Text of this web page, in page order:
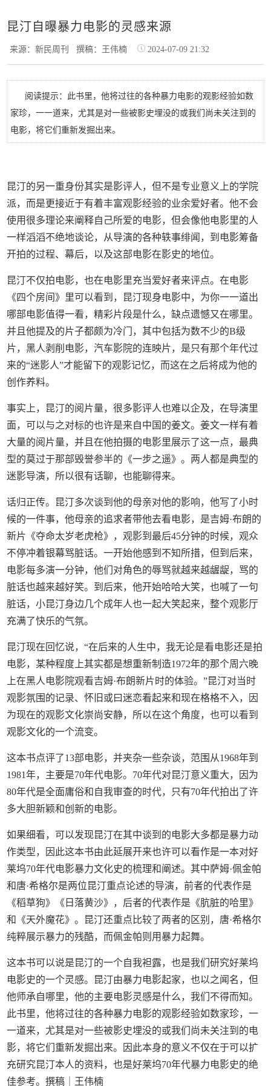
昆汀自曝暴力电影的灵感来源
来源：新民周刊撰稿：王伟楠 2024-07-09 21:32
阅读提示：此书里，他将过往的各种暴力电影的观影经验如数
家珍，一一道来，尤其是对一些被影史埋没的或我们尚未关注到的
电影，将它们重新发掘出来。
昆汀的另一重身份其实是影评人，但不是专业意义上的学院
派，而是更接近于有着丰富观影经验的业余爱好者。他不会
使用很多理论来阐释自己所爱的电影，但会像他电影里的人
一样滔滔不绝地谈论，从导演的各种轶事绯闻，到电影筹备
开拍的过程、幕后，以及这部电影在影史的地位。
昆汀不仅拍电影，也在电影里充当爱好者来评点。在电影
《四个房间》里可以看到，昆汀现身电影中，为你一一道出
哪部电影值得一看，精彩片段是什么，缺点遗憾又在哪里。
并且他提及的片子都颇为冷门，其中包括为数不少的B级
片，黑人剥削电影，汽车影院的连映片，是只有那个年代过
来的“迷影人”才能留下的观影记忆，而这在之后将成为他的
创作养料。
事实上，昆汀的阅片量，很多影评人也难以企及，在导演里
面，可以与之对标的也许是来自中国的姜文。姜文一样有着
大量的阅片量，并且在他拍摄的电影里展示了这一点，最典
型的莫过于那部毁誉参半的《一步之遥》。两人都是典型的
迷影导演，所以很有话聊，也能聊得来。
话归正传。昆汀多次谈到他的母亲对他的影响，他写了小时
候的一件事，他母亲的追求者带他去看电影，是吉姆·布朗的
新片《夺命太岁老虎枪》，观影到最后45分钟的时候，观众
不停冲着银幕骂脏话。一开始他感到不知所措，但到后来，
电影每多演一分钟，他们对角色的辱骂就越来越龌龊，骂的
脏话也越来越好笑。到后来，他开始哈哈大笑，也喊了一句
脏话，小昆汀身边几个成年人也一起大笑起来，整个观影厅
充满了快乐的气氛。
昆汀现在回忆说，“在后来的人生中，我无论是看电影还是拍
电影，某种程度上其实都是想重新制造1972年的那个周六晚
上在黑人电影院观看吉姆·布朗新片时的体验。”昆汀对当时
观影氛围的记录、怀旧或曰迷恋看起来和现在格格不入，因
为现在的观影文化崇尚安静，所以在这个角度，也可以看到
观影文化的一个流变。
这本书点评了13部电影，并夹杂一些杂谈，范围从1968年到
1981年，主要是70年代电影。70年代对昆汀意义重大，因为
80年代是全面庸俗和自我审查的时代，只有70年代拍出了许
多大胆新颖和创新的电影。
如果细看，可以发现昆汀在其中谈到的电影大多都是暴力动
作类型，因此这本书由此延展开来也许可以看作是一本对好
莱坞70年代电影暴力文化史的梳理和阐述。其中萨姆·佩金帕
和唐·希格尔是两位昆汀重点论述的导演，前者的代表作是
《稻草狗》《日落黄沙》，后者的代表作是《肮脏的哈里》
和《天外魔花》。昆汀还重点比较了两者的区别，唐·希格尔
纯粹展示暴力的残酷，而佩金帕则用暴力起舞。
这本书可以说是昆汀的一个自我袒露，也是我们研究好莱坞
电影史的一个灵感。昆汀由暴力电影起家，也以之闻名，但
他师承自哪里，他的主要电影灵感是什么，我们不得而知。
此书里，他将过往的各种暴力电影的观影经验如数家珍，一
一道来，尤其是对一些被影史埋没的或我们尚未关注到的电
影，将它们重新发掘出来。因此本身的意义不仅在于可以扩
充研究昆汀本人的资料，也是好莱坞70年代暴力电影史的绝
佳参考。撰稿｜王伟楠